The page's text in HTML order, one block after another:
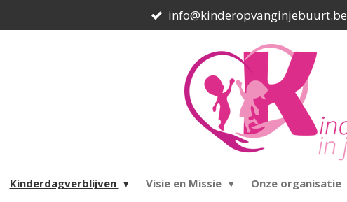
info@kinderopvanginjebuurt.be
Kinderdagverblijven Visie en Missie Onze organisatie